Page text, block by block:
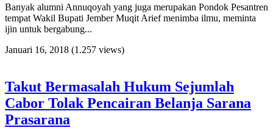
Banyak alumni Annuqoyah yang juga merupakan Pondok Pesantren
tempat Wakil Bupati Jember Muqit Arief menimba ilmu, meminta
ijin untuk bergabung...
Januari 16, 2018 (1.257 views)
Takut Bermasalah Hukum Sejumlah
Cabor Tolak Pencairan Belanja Sarana
Prasarana